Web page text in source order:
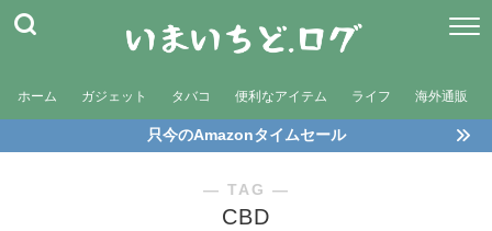
ホーム ガジェット タバコ 便利なアイテム ライフ 海外通販
只今のAmazonタイムセール
― TAG ―
CBD